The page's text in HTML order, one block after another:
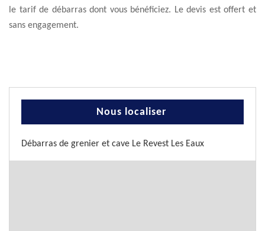
le tarif de débarras dont vous bénéficiez. Le devis est offert et
sans engagement.
Nous localiser
Débarras de grenier et cave Le Revest Les Eaux